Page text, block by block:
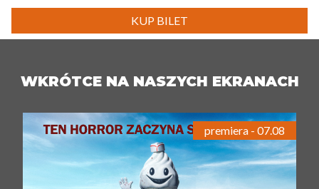
KUP BILET
WKRÓTCE NA NASZYCH EKRANACH
premiera - 07.08